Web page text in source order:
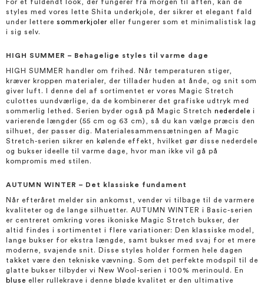
For et fuldendt look, der fungerer fra morgen til aften, kan de
styles med vores lette Shita underkjole, der sikrer et elegant fald
under lettere sommerkjoler eller fungerer som et minimalistisk lag
i sig selv.
HIGH SUMMER – Behagelige styles til varme dage
HIGH SUMMER handler om frihed. Når temperaturen stiger,
kræver kroppen materialer, der tillader huden at ånde, og snit som
giver luft. I denne del af sortimentet er vores Magic Stretch
culottes uundværlige, da de kombinerer det grafiske udtryk med
sommerlig lethed. Serien byder også på Magic Stretch nederdele i
varierende længder (55 cm og 63 cm), så du kan vælge præcis den
silhuet, der passer dig. Materialesammensætningen af Magic
Stretch-serien sikrer en kølende effekt, hvilket gør disse nederdele
og bukser ideelle til varme dage, hvor man ikke vil gå på
kompromis med stilen.
AUTUMN WINTER – Det klassiske fundament
Når efteråret melder sin ankomst, vender vi tilbage til de varmere
kvaliteter og de lange silhuetter. AUTUMN WINTER i Basic-serien
er centreret omkring vores ikoniske Magic Stretch bukser, der
altid findes i sortimentet i flere variationer: Den klassiske model,
lange bukser for ekstra længde, samt bukser med svaj for et mere
moderne, svajende snit. Disse styles holder formen hele dagen
takket være den tekniske vævning. Som det perfekte modspil til de
glatte bukser tilbyder vi New Wool-serien i 100% merinould. En
bluse eller rullekrave i denne bløde kvalitet er den ultimative